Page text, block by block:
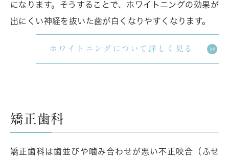
になります。そうすることで、ホワイトニングの効果が
出にくい神経を抜いた歯が白くなりやすくなります。
ホワイトニングについて詳しく見る
矯正歯科
矯正歯科は歯並びや噛み合わせが悪い不正咬合（ふせ